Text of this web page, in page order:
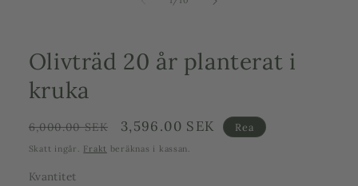
Olivträd 20 år planterat i
kruka
Ordinarie
pris
6,000.00 SEK Försäljningspris
3,596.00 SEK Rea
Skatt ingår. Frakt beräknas i kassan.
Kvantitet